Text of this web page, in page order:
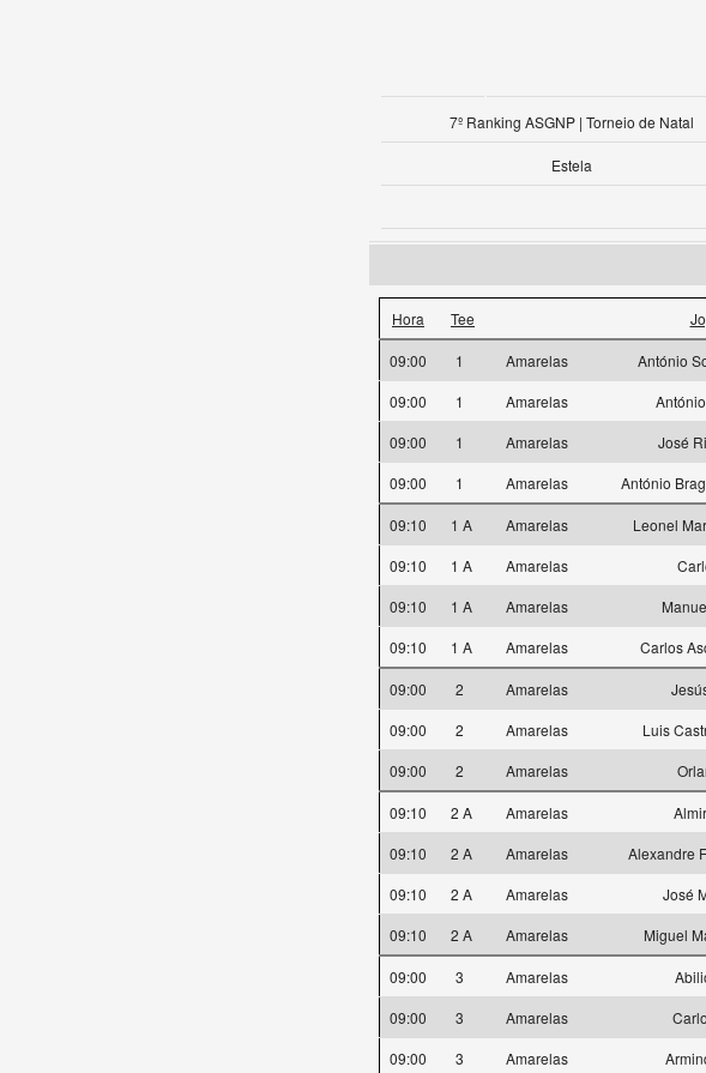
7º Ranking ASGNP | Torneio de Natal
Estela
Hora Tee
09:00 1 Amarelas António
09:00
1 Amarelas
09:00
1 Amarelas José
09:00
1 Amarelas António
09:10 1 A Amarelas Leonel
09:10
1 A Amarelas
09:10
1 A Amarelas
09:10
1 A Amarelas Carlos
09:00 2 Amarelas
09:00
2 Amarelas Luis
09:00
2 Amarelas
09:10 2 A Amarelas
09:10
2 A Amarelas Alexandre
09:10
2 A Amarelas José
09:10
2 A Amarelas Miguel
09:00 3 Amarelas
09:00
3 Amarelas
09:00
3 Amarelas